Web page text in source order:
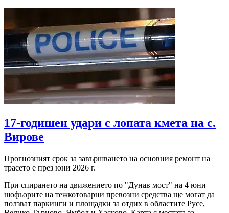
17-годишен удари с лопата кмета на с.
Вирове
Прогнозният срок за завършването на основния ремонт на
трасето е през юни 2026 г.
При спирането на движението по "Дунав мост" на 4 юни
шофьорите на тежкотоварни превозни средства ще могат да
ползват паркинги и площадки за отдих в областите Русе,